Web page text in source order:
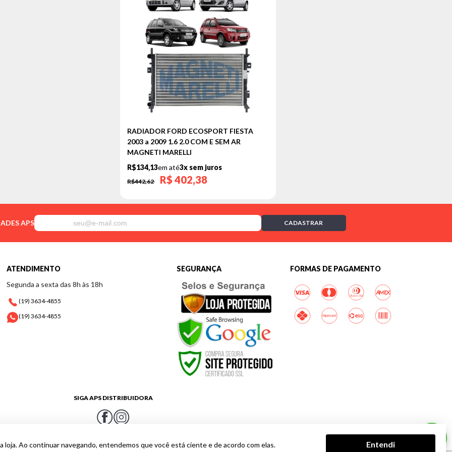
RADIADOR FORD ECOSPORT FIESTA
2003 a 2009 1.6 2.0 COM E SEM AR
MAGNETI MARELLI
R$134,13em até3x sem juros
R$442,62 R$402,38
loja. Ao continuar navegando, entendemos que você está ciente e de acordo com elas. Entendi
APS CADASTRAR
ATENDIMENTO
Segunda a sexta das 8h às 18h
(19) 3634-4855
(19) 3634-4855
SEGURANÇA FORMAS DE PAGAMENTO
SIGA APS DISTRIBUIDORA